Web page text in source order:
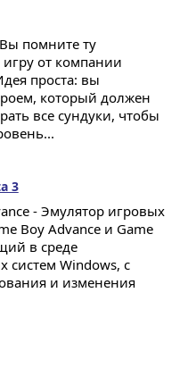
помните ту
игру от компании
проста: вы
который должен
все сундуки, чтобы
3
- Эмулятор игровых
Boy Advance и Game
в среде
систем Windows, с
и изменения